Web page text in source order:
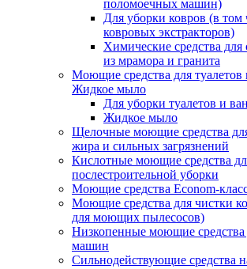
поломоечных машин)
Для уборки ковров (в том
ковровых экстракторов)
Химические средства для
из мрамора и гранита
Моющие средства для туалетов
Жидкое мыло
Для уборки туалетов и
Жидкое мыло
Щелочные моющие средства
жира и сильных загрязнений
Кислотные моющие средства
послестроительной уборки
Моющие средства Econom-
Моющие средства для чистки
для моющих пылесосов)
Низкопенные моющие
машин
Сильнодействующие средства